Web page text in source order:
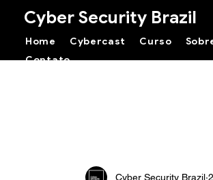
Cyber Security Brazil
Home Cybercast Curso
Contato
Cyber Security Brazil